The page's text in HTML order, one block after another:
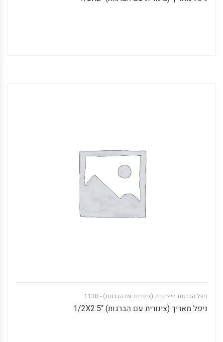
ניפל הברגות חיצוניות (צינורית עם הברגות) - 113B
ניפל מאריך (צינורית עם הברגות) “1/2X2.5